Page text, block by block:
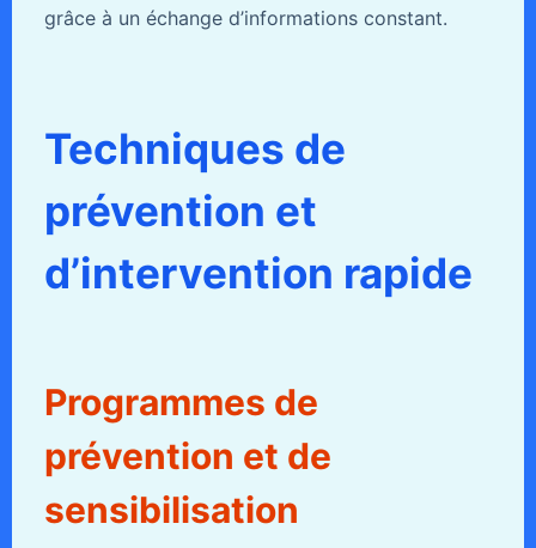
grâce à un échange d’informations constant.
Techniques de
prévention et
d’intervention rapide
Programmes de
prévention et de
sensibilisation